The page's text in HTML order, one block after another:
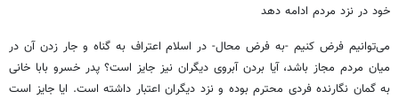
خود در نزد مردم ادامه دهد
می‌توانیم فرض کنیم -به فرض محال- در اسلام اعتراف به گناه و جار زدن آن در
میان مردم مجاز باشد، آیا بردن آبروی دیگران نیز جایز است؟ پدر خسرو بابا خانی
به گمان نگارنده فردی محترم بوده و نزد دیگران اعتبار داشته است. ایا جایز است